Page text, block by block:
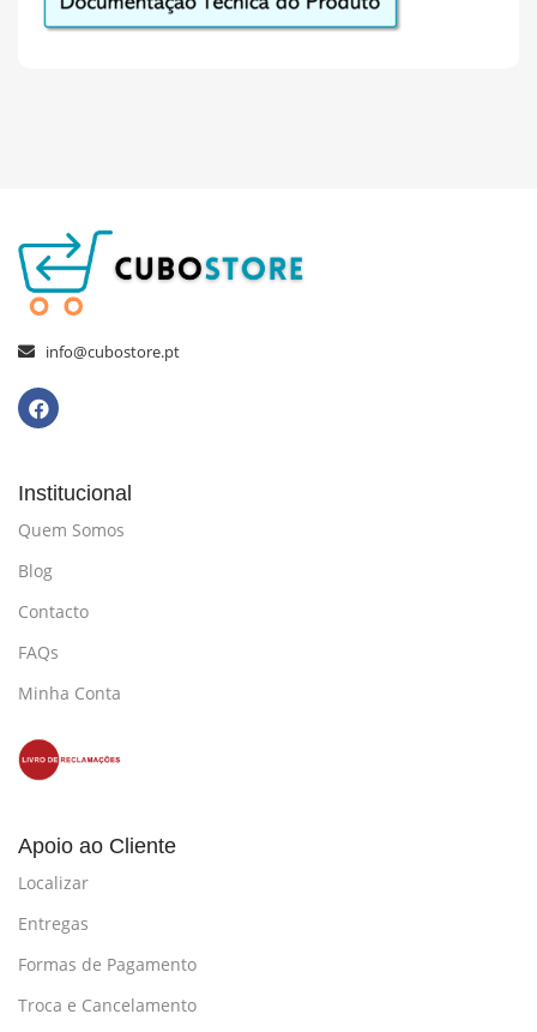
info@cubostore.pt
Institucional
Quem Somos
Blog
Contacto
FAQs
Minha Conta
Apoio ao Cliente
Localizar
Entregas
Formas de Pagamento
Troca e Cancelamento